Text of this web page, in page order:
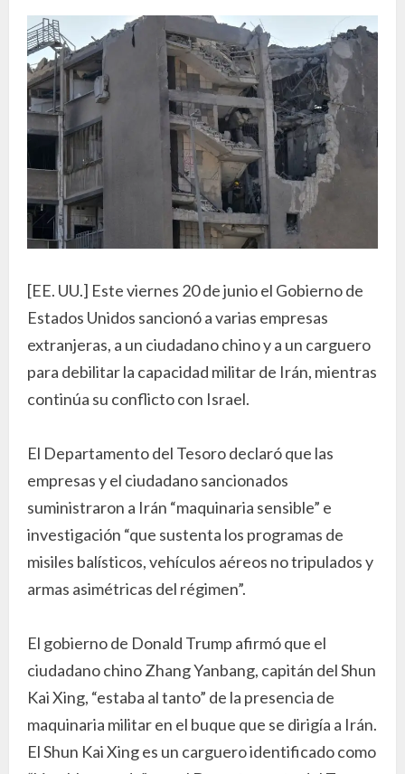
[EE. UU.] Este viernes 20 de junio el Gobierno de
Estados Unidos sancionó a varias empresas
extranjeras, a un ciudadano chino y a un carguero
para debilitar la capacidad militar de Irán, mientras
continúa su conflicto con Israel.
El Departamento del Tesoro declaró que las
empresas y el ciudadano sancionados
suministraron a Irán “maquinaria sensible” e
investigación “que sustenta los programas de
misiles balísticos, vehículos aéreos no tripulados y
armas asimétricas del régimen”.
El gobierno de Donald Trump afirmó que el
ciudadano chino Zhang Yanbang, capitán del Shun
Kai Xing, “estaba al tanto” de la presencia de
maquinaria militar en el buque que se dirigía a Irán.
El Shun Kai Xing es un carguero identificado como